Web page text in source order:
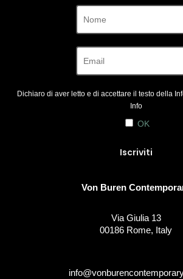
Dichiaro di aver letto e di accettare il testo della
Info
OK
Von Buren
Via Giulia 13
00186 Rome, Italy